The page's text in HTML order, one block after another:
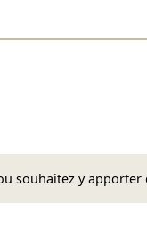
souhaitez y apporter